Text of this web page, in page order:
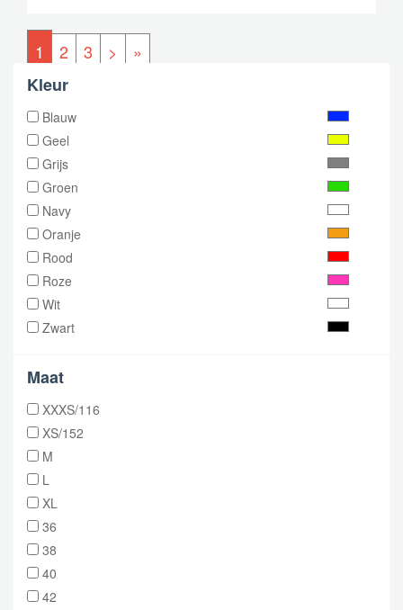
1 2 3 >
»
Kleur
Blauw
Geel
Grijs
Groen
Navy
Oranje
Rood
Roze
Wit
Zwart
Maat
XXXS/116
XS/152
M
L
XL
36
38
40
42